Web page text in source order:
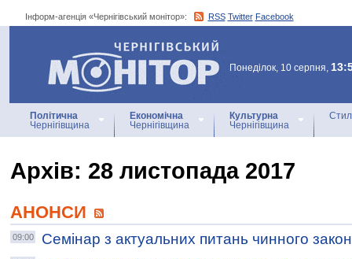
Інформ-агенція «Чернігівський монітор»: RSS Twitter Facebook
Інформ-агенція
«Чернігівський монітор»
Понеділок, 10 серпня,
Політична
Чернігівщина
Економічна
Чернігівщина
Культурна
Чернігівщина
Архiв: 28 листопада 2017
АНОНСИ
09:00 Семінар з актуальних питань чинного